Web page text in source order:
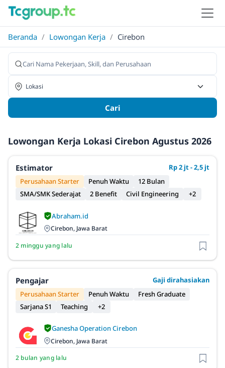
Beranda / Lowongan Kerja / Cirebon
Cari
Lowongan Kerja Lokasi Cirebon Agustus 2026
Estimator
Rp 2 jt - 2,5 jt
Perusahaan Starter
Penuh Waktu
12 Bulan
SMA/SMK Sederajat
2 Benefit Civil Engineering +2
Abraham.id
Cirebon, Jawa Barat
2 minggu yang lalu
Pengajar
Gaji dirahasiakan
Perusahaan Starter
Penuh Waktu
Fresh Graduate
Sarjana S1
Teaching +2
Ganesha Operation Cirebon
Cirebon, Jawa Barat
2 bulan yang lalu